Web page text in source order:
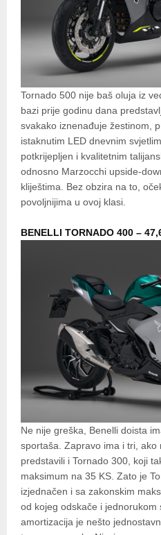
Tornado 500 nije baš oluja iz
bazi prije godinu dana
svakako iznenađuje žestinom,
istaknutim LED dnevnim
potkrijepljen i kvalitetnim
odnosno Marzocchi upside-
kliještima. Bez obzira na to,
povoljnijima u ovoj klasi.
BENELLI TORNADO 400 –
Ne nije greška, Benelli doista
sportaša. Zapravo ima i tri,
predstavili i Tornado 300, koji
maksimum na 35 KS. Zato je
izjednačen i sa zakonskim
od kojeg odskače i jednorukom
amortizacija je nešto